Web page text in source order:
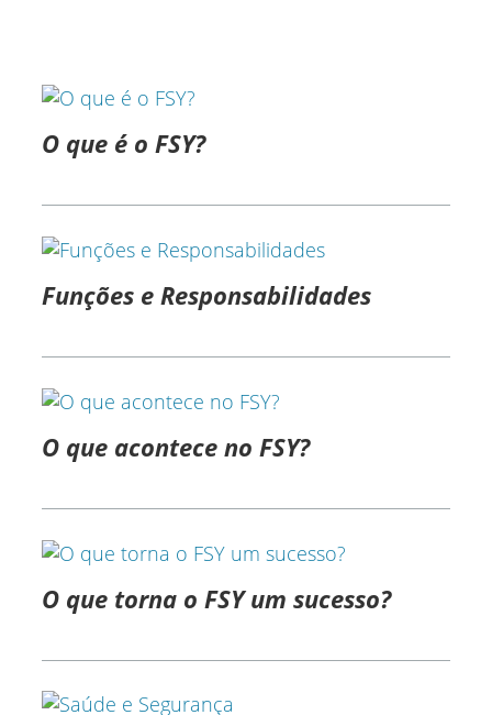
O que é o FSY?
Funções e Responsabilidades
O que acontece no FSY?
O que torna o FSY um sucesso?